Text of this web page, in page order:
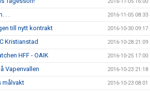
. . 2016-11-05 08:33
till nytt kontrakt 2016-10-30 09:17
Kristianstad 2016-10-28 21:09
HFF - OAIK 2016-10-25 17:00
Vapenvallen 2016-10-23 21:18
målvakt 2016-10-23 08:01